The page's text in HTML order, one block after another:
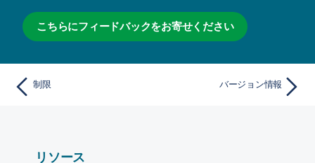
こちらにフィードバックをお寄せください
制限 バージョン情報
リソース